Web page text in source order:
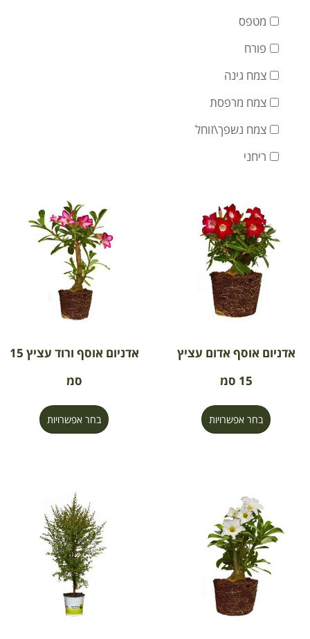
מטפס
פורח
צמח גינה
צמח מרפסת
צמח נשפך\זוחל
ריחני
אדניום אוסף אדום עציץ
15 סמ
בחר אפשרויות
אדניום אוסף ורוד עציץ 15
סמ
בחר אפשרויות